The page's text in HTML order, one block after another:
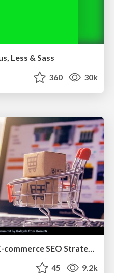
Less & Sass
360 30k
Building a Modern Day E-commerce SEO Strategy
45 9.2k